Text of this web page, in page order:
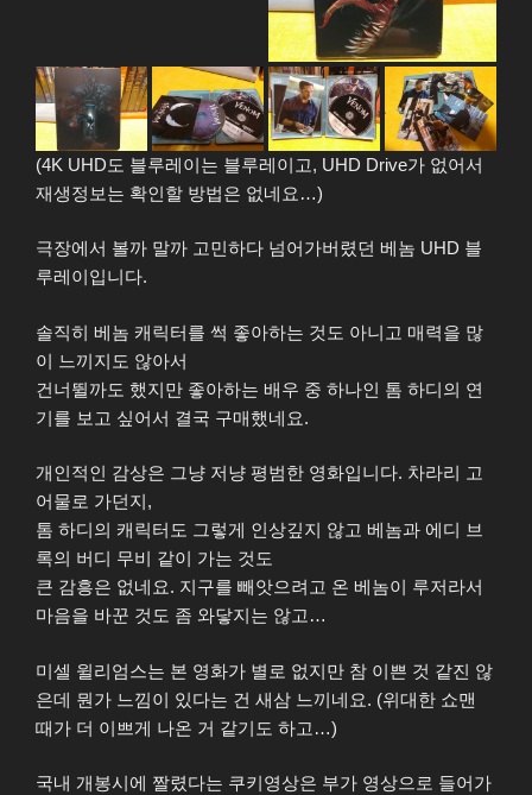
(4K UHD도 블루레이는 블루레이고, UHD Drive가 없어서
재생정보는 확인할 방법은 없네요…)
극장에서 볼까 말까 고민하다 넘어가버렸던 베놈 UHD 블
루레이입니다.
솔직히 베놈 캐릭터를 썩 좋아하는 것도 아니고 매력을 많
이 느끼지도 않아서
건너뛸까도 했지만 좋아하는 배우 중 하나인 톰 하디의 연
기를 보고 싶어서 결국 구매했네요.
개인적인 감상은 그냥 저냥 평범한 영화입니다. 차라리 고
어물로 가던지,
톰 하디의 캐릭터도 그렇게 인상깊지 않고 베놈과 에디 브
록의 버디 무비 같이 가는 것도
큰 감흥은 없네요. 지구를 빼앗으려고 온 베놈이 루저라서
마음을 바꾼 것도 좀 와닿지는 않고…
미셀 윌리엄스는 본 영화가 별로 없지만 참 이쁜 것 같진 않
은데 뭔가 느낌이 있다는 건 새삼 느끼네요. (위대한 쇼맨
때가 더 이쁘게 나온 거 같기도 하고…)
국내 개봉시에 짤렸다는 쿠키영상은 부가 영상으로 들어가